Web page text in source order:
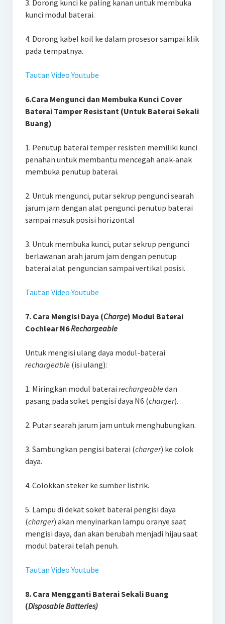
3. Dorong kunci ke paling kanan untuk membuka
kunci modul baterai.
4. Dorong kabel koil ke dalam prosesor sampai klik
pada tempatnya.
Tautan Video Youtube
6.Cara Mengunci dan Membuka Kunci Cover
Baterai Tamper Resistant (Untuk Baterai Sekali
Buang)
1. Penutup baterai temper resisten memiliki kunci
penahan untuk membantu mencegah anak-anak
membuka penutup baterai.
2. Untuk mengunci, putar sekrup pengunci searah
jarum jam dengan alat pengunci penutup baterai
sampai masuk posisi horizontal
3. Untuk membuka kunci, putar sekrup pengunci
berlawanan arah jarum jam dengan penutup
baterai alat penguncian sampai vertikal posisi.
Tautan Video Youtube
7. Cara Mengisi Daya (Charge) Modul Baterai
Cochlear N6Rechargeable
Untuk mengisi ulang daya modul-baterai
rechargeable (isi ulang):
1. Miringkan modul baterai rechargeable dan
pasang pada soket pengisi daya N6 (charger).
2. Putar searah jarum jam untuk menghubungkan.
3. Sambungkan pengisi baterai (charger) ke colok
daya.
4. Colokkan steker ke sumber listrik.
5. Lampu di dekat soket baterai pengisi daya
(charger) akan menyinarkan lampu oranye saat
mengisi daya, dan akan berubah menjadi hijau saat
modul baterai telah penuh.
Tautan Video Youtube
8. Cara Mengganti Baterai Sekali Buang
(Disposable Batteries)